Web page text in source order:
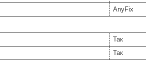
AnyFix
Так
Так